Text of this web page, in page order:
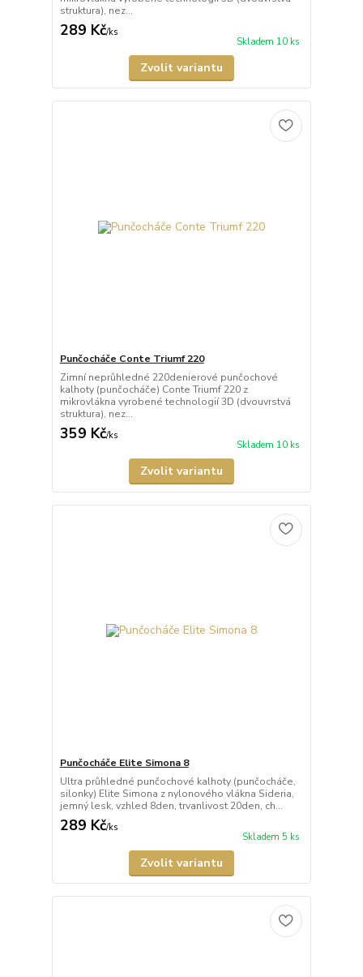
struktura), nez...
289 Kč/ks
Skladem 10 ks
Zvolit variantu
Punčocháče Conte Triumf 220
Zimní neprůhledné 220denierové punčochové
kalhoty (punčocháče) Conte Triumf 220 z
mikrovlákna vyrobené technologií 3D (dvouvrstvá
struktura), nez...
359 Kč/ks
Skladem 10 ks
Zvolit variantu
Punčocháče Elite Simona 8
Ultra průhledné punčochové kalhoty (punčocháče,
silonky) Elite Simona z nylonového vlákna Sideria,
jemný lesk, vzhled 8den, trvanlivost 20den, ch...
289 Kč/ks
Skladem 5 ks
Zvolit variantu